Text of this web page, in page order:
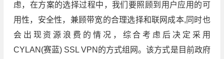
虑，在方案的选择过程中，我们要照顾到用户应用的可
用性，安全性，兼顾带宽的合理选择和联网成本,同时也
会出现资源浪费的情况，综合考虑后决定采用
CYLAN(赛蓝) SSL VPN的方式组网。该方式是目前政府